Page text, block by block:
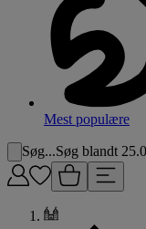
Mest populære
Søg...Søg blandt